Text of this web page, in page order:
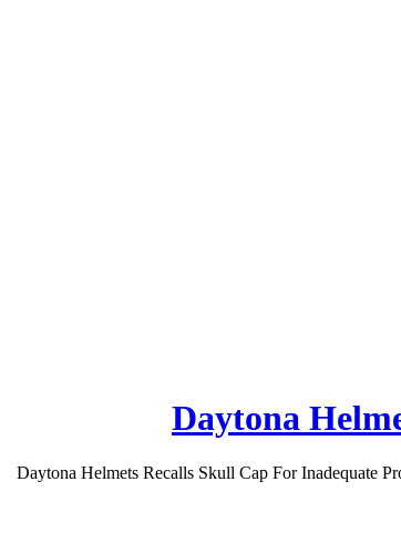
Daytona
Daytona Helmets Recalls Skull Cap For Inadequate